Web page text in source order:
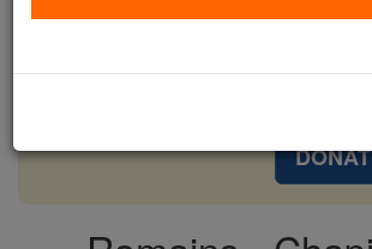
free for all. Be Courageous. Be